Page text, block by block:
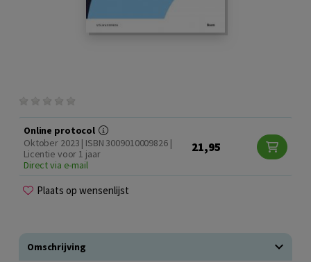
Online protocol
Oktober 2023 | ISBN 3009010009826 |
Licentie voor 1 jaar
Direct via e-mail
21,95
Plaats op wensenlijst
Omschrijving